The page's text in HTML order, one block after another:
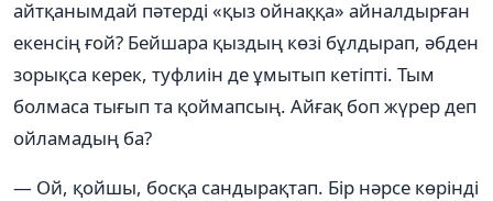
айтқанымдай пәтерді «қыз ойнаққа» айналдырған
екенсің ғой? Бейшара қыздың көзі бұлдырап, әбден
зорықса керек, туфлиін де ұмытып кетіпті. Тым
болмаса тығып та қоймапсың. Айғақ боп жүрер деп
ойламадың ба?
— Ой, қойшы, босқа сандырақтап. Бір нәрсе көрінді